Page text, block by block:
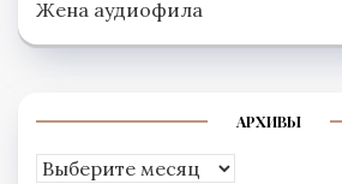
Жена аудиофила
АРХИВЫ
Архивы